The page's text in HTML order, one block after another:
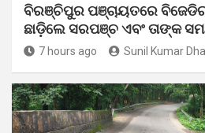
ବିରଞ୍ଚିପୁର ପଞ୍ଚାୟତରେ
ଛାଡ଼ିଲେ ସରପଞ୍ଚ ଏବଂ ତାଙ୍କ
7 hours ago Sunil Kumar